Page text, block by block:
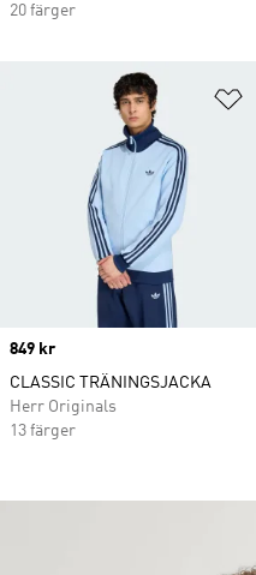
20 färger
Price
849 kr
CLASSIC TRÄNINGSJACKA
Herr Originals
13 färger